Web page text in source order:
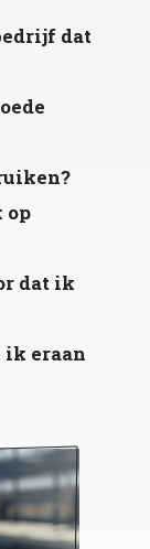
dat
op
dat ik
ik eraan